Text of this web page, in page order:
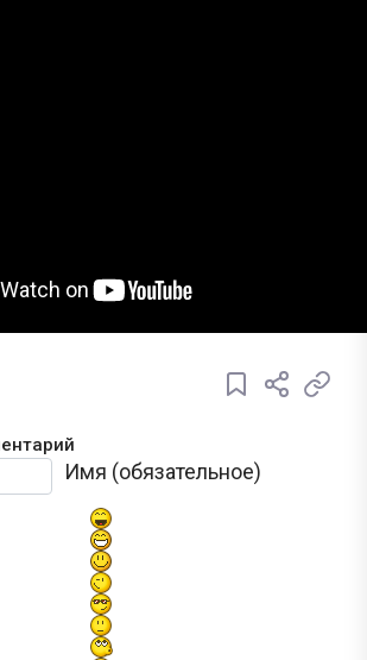
Имя (обязательное)